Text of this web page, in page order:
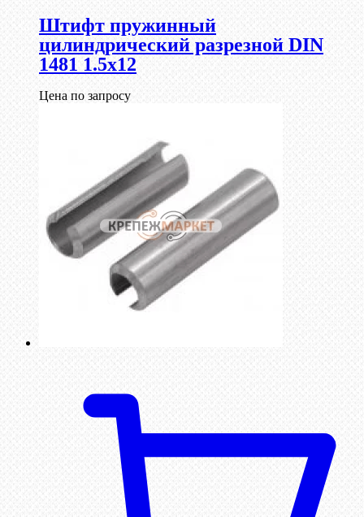
Штифт пружинный
цилиндрический разрезной DIN
1481 1.5х12
Цена по запросу